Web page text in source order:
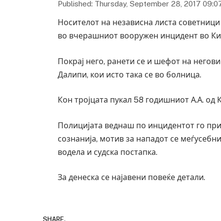
Published: Thursday, September 28, 2017
Носителот на независна листа
во вчерашниот вооружен инцидент во
Покрај него, ранети се и шефот на
Далипи, кои исто така се во болница.
Кон тројцата пукал 58 годишниот А.А. од
Полицијата веднаш по инцидентот го
сознанија, мотив за нападот се
водела и судска постапка.
За денеска се најавени повеќе детали.
SHARE.